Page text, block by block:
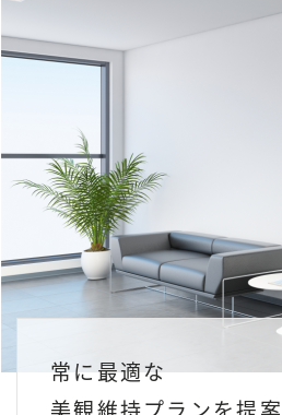
常に最適な